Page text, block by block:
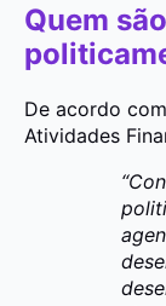
Quem
De acordo
Atividades